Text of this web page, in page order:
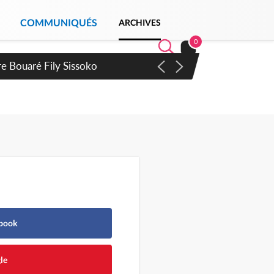
COMMUNIQUÉS ARCHIVES
0
Dangote en juillet